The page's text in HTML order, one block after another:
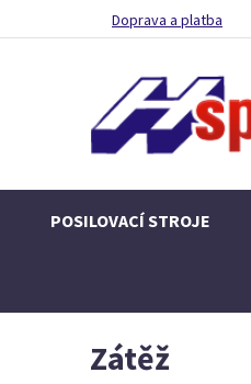
Doprava a platba
POSILOVACÍ STROJE
Zátěž